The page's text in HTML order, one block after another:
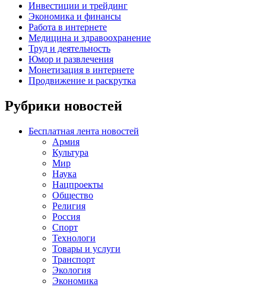
Инвестиции и трейдинг
Экономика и финансы
Работа в интернете
Медицина и здравоохранение
Труд и деятельность
Юмор и развлечения
Монетизация в интернете
Продвижение и раскрутка
Рубрики новостей
Бесплатная лента новостей
Армия
Культура
Мир
Наука
Нацпроекты
Общество
Религия
Россия
Спорт
Технологи
Товары и услуги
Транспорт
Экология
Экономика